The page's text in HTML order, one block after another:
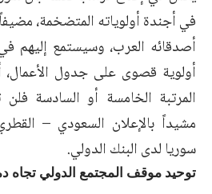
في أجندة أولوياته المتضخمة،
أصدقائه ‏العرب، وسيستمع إليهم
أولوية قصوى على جدول
المرتبة الخامسة أو السادسة
مشيداً بالإعلان السعودي –
سوريا لدى البنك الدولي.‏
توحيد موقف المجتمع الدولي تجاه